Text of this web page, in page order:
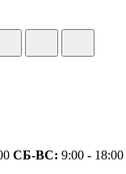
СБ-ВС: 9:00 - 18:00